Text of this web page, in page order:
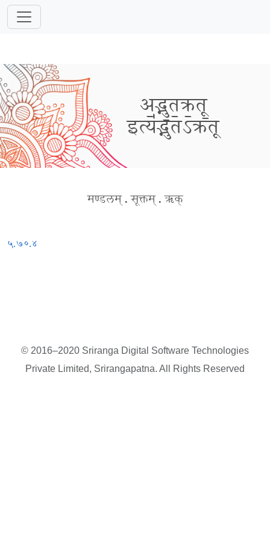
अ॒द्भु॒त॒क्र॒तू॒
इत्य॑द्भुतऽक्रतू
मण्डलम् . सूक्तम् . ऋक्
५.७०.४
© 2016–2020 Sriranga Digital Software Technologies
Private Limited, Srirangapatna. All Rights Reserved